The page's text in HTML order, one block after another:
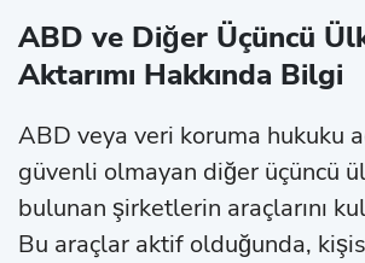
ABD ve Diğer Üçüncü
Aktarımı Hakkında Bilgi
ABD veya veri koruma hukuku
güvenli olmayan diğer üçüncü
bulunan şirketlerin araçlarını
Bu araçlar aktif olduğunda,